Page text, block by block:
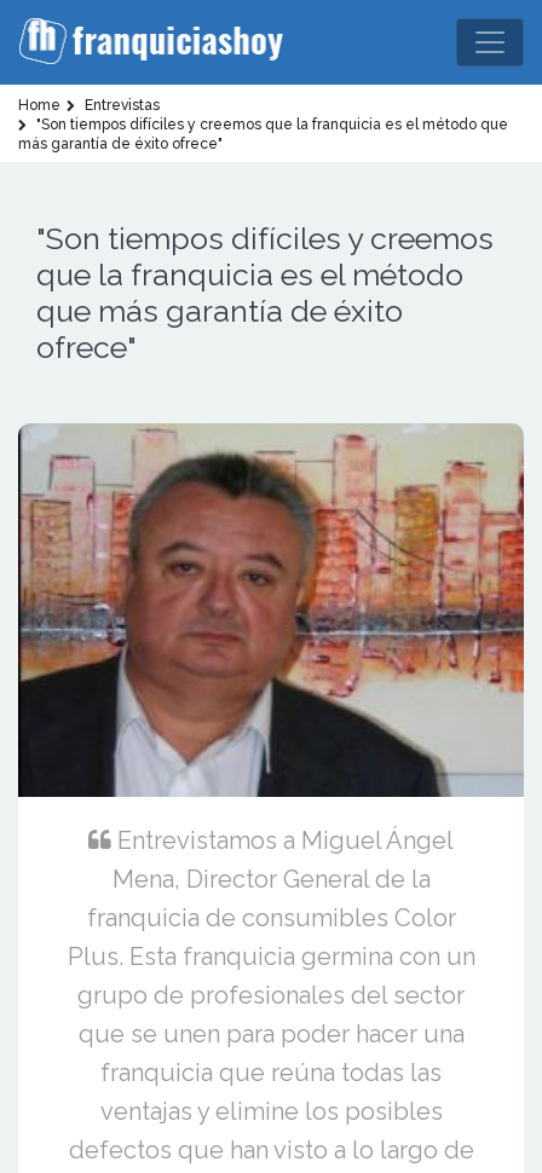
Home
Entrevistas
"Son tiempos difíciles y creemos que la franquicia es el método que
más garantía de éxito ofrece"
"Son tiempos difíciles y creemos
que la franquicia es el método
que más garantía de éxito
ofrece"
Entrevistamos a Miguel Ángel
Mena, Director General de la
franquicia de consumibles Color
Plus. Esta franquicia germina con un
grupo de profesionales del sector
que se unen para poder hacer una
franquicia que reúna todas las
ventajas y elimine los posibles
defectos que han visto a lo largo de